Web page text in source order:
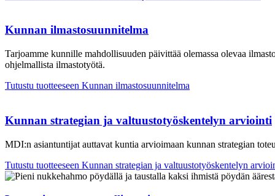
Kunnan ilmastosuunnitelma
Tarjoamme kunnille mahdollisuuden päivittää olemassa olevaa
ohjelmallista ilmastotyötä.
Tutustu tuotteeseen Kunnan ilmastosuunnitelma
Kunnan strategian ja valtuusto­työskentelyn arviointi
MDI:n asiantuntijat auttavat kuntia arvioimaan kunnan strategian
Tutustu tuotteeseen Kunnan strategian ja valtuusto­työskentelyn